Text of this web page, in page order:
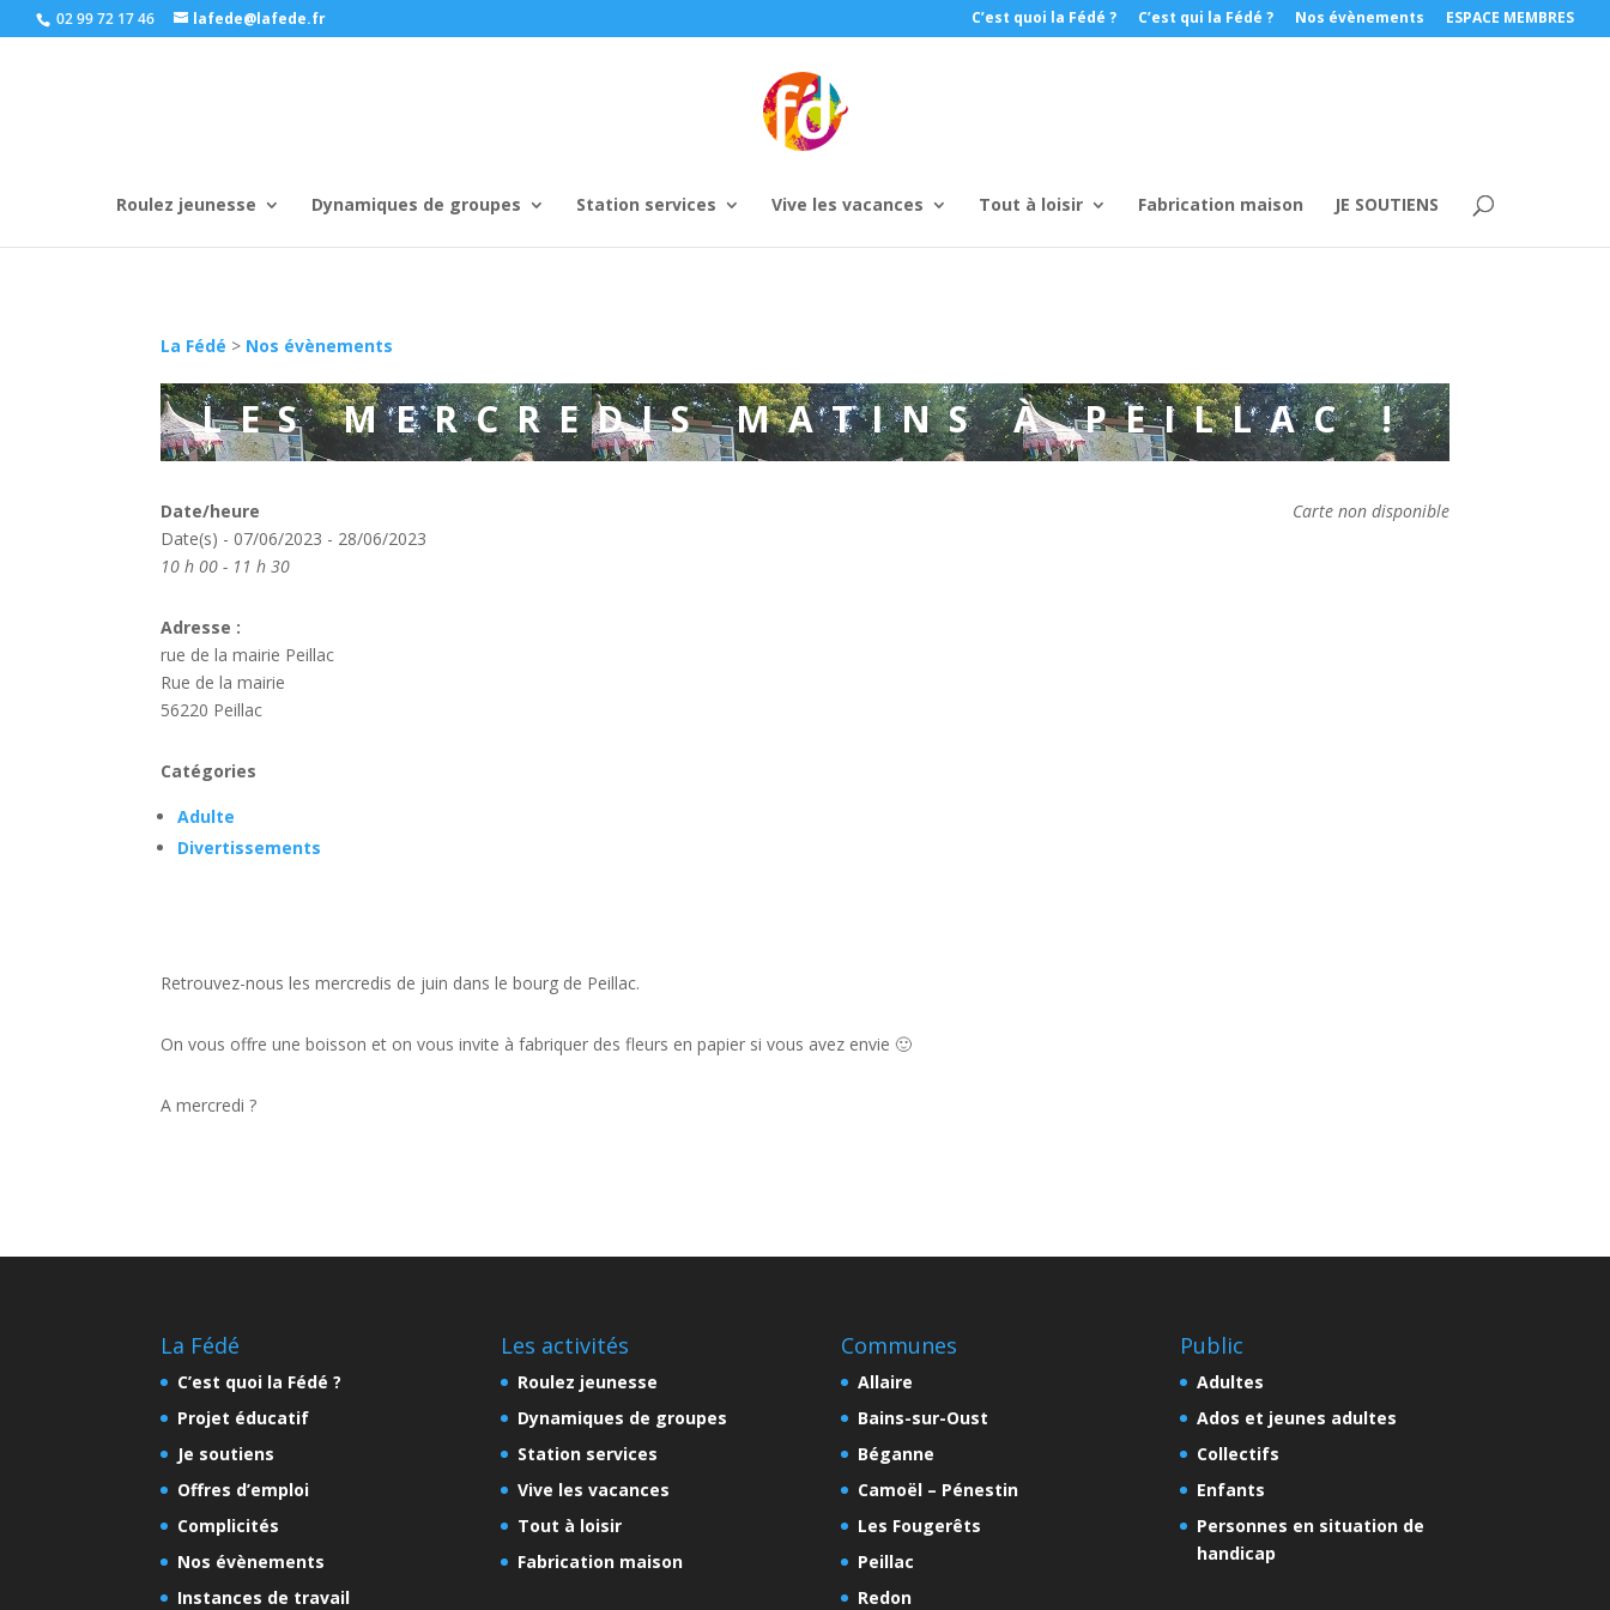
02 99 72 17 46 lafede@lafede.fr C’est quoi la Fédé ? C’est qui la Fédé ? Nos évènements ESPACE MEMBRES
Roulez jeunesse Dynamiques de groupes Station services Vive les vacances Tout à loisir Fabrication maison JE SOUTIENS
La Fédé > Nos évènements
LES MERCREDIS MATINS À PEILLAC !
Carte non disponible
Date/heure
Date(s) - 07/06/2023 - 28/06/2023
10 h 00 - 11 h 30
Adresse :
rue de la mairie Peillac
Rue de la mairie
56220 Peillac
Catégories
Adulte
Divertissements
Retrouvez-nous les mercredis de juin dans le bourg de Peillac.
On vous offre une boisson et on vous invite à fabriquer des fleurs en papier si vous avez envie 🙂
A mercredi ?
La Fédé
C’est quoi la Fédé ?
Projet éducatif
Je soutiens
Offres d’emploi
Complicités
Nos évènements
Instances de travail
Les activités
Roulez jeunesse
Dynamiques de groupes
Station services
Vive les vacances
Tout à loisir
Fabrication maison
Communes
Allaire
Bains-sur-Oust
Béganne
Camoël – Pénestin
Les Fougerêts
Peillac
Redon
Public
Adultes
Ados et jeunes adultes
Collectifs
Enfants
Personnes en situation de
handicap